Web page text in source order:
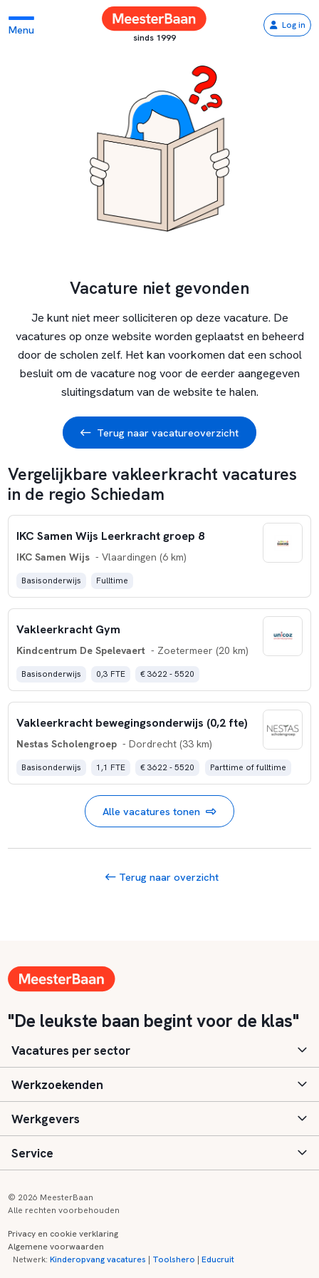
Menu
sinds 1999
Log in
Vacature niet gevonden
Je kunt niet meer solliciteren op deze vacature. De
vacatures op onze website worden geplaatst en beheerd
door de scholen zelf. Het kan voorkomen dat een school
besluit om de vacature nog voor de eerder aangegeven
sluitingsdatum van de website te halen.
Terug naar vacatureoverzicht
Vergelijkbare vakleerkracht vacatures
in de regio Schiedam
IKC Samen Wijs Leerkracht groep 8
IKC Samen Wijs - Vlaardingen (6 km)
Basisonderwijs Fulltime
Vakleerkracht Gym
Kindcentrum De Spelevaert - Zoetermeer (20 km)
Basisonderwijs 0,3 FTE € 3622 - 5520
Vakleerkracht bewegingsonderwijs (0,2 fte)
Nestas Scholengroep - Dordrecht (33 km)
Basisonderwijs 1,1 FTE € 3622 - 5520 Parttime of fulltime
Alle vacatures tonen
Terug naar overzicht
"De leukste baan begint voor de klas"
Vacatures per sector
Basisonderwijs
Speciaal (basis) onderwijs
Voortgezet onderwijs
Kinderopvang
Werkzoekenden
Aanmelden
Vacatures
Zij-instroom informatie
Werkgevers
Inloggen
Registreren
Service
Onderwijs links
© 2026 MeesterBaan
Alle rechten voorbehouden
Privacy en cookie verklaring
Algemene voorwaarden
Netwerk:Kinderopvang vacatures | Toolshero |Educruit